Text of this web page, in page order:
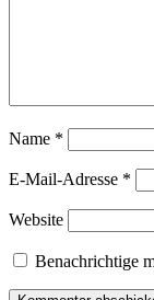
Name *
E-Mail-Adresse *
Website
Benachrichtige